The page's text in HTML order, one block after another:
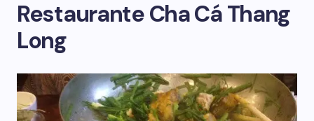
Restaurante Cha Cá Thang
Long